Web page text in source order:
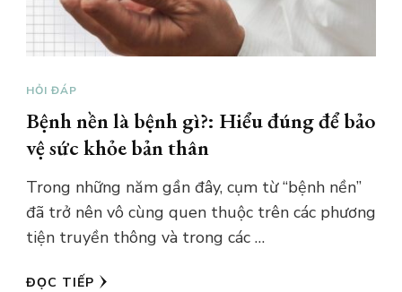
HỎI ĐÁP
Bệnh nền là bệnh gì?: Hiểu đúng để bảo
vệ sức khỏe bản thân
Trong những năm gần đây, cụm từ “bệnh nền”
đã trở nên vô cùng quen thuộc trên các phương
tiện truyền thông và trong các …
ĐỌC TIẾP